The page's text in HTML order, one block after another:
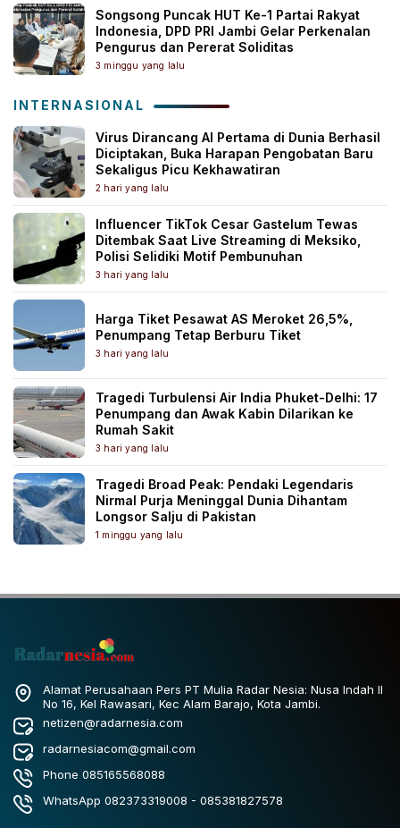
Songsong Puncak HUT Ke-1 Partai Rakyat
Indonesia, DPD PRI Jambi Gelar Perkenalan
Pengurus dan Pererat Soliditas
3 minggu yang lalu
INTERNASIONAL
Virus Dirancang AI Pertama di Dunia Berhasil
Diciptakan, Buka Harapan Pengobatan Baru
Sekaligus Picu Kekhawatiran
2 hari yang lalu
Influencer TikTok Cesar Gastelum Tewas
Ditembak Saat Live Streaming di Meksiko,
Polisi Selidiki Motif Pembunuhan
3 hari yang lalu
Harga Tiket Pesawat AS Meroket 26,5%,
Penumpang Tetap Berburu Tiket
3 hari yang lalu
Tragedi Turbulensi Air India Phuket-Delhi: 17
Penumpang dan Awak Kabin Dilarikan ke
Rumah Sakit
3 hari yang lalu
Tragedi Broad Peak: Pendaki Legendaris
Nirmal Purja Meninggal Dunia Dihantam
Longsor Salju di Pakistan
1 minggu yang lalu
Alamat Perusahaan Pers PT Mulia Radar Nesia: Nusa Indah II
No 16, Kel Rawasari, Kec Alam Barajo, Kota Jambi.
netizen@radarnesia.com
radarnesiacom@gmail.com
Phone 085165568088
WhatsApp 082373319008 - 085381827578